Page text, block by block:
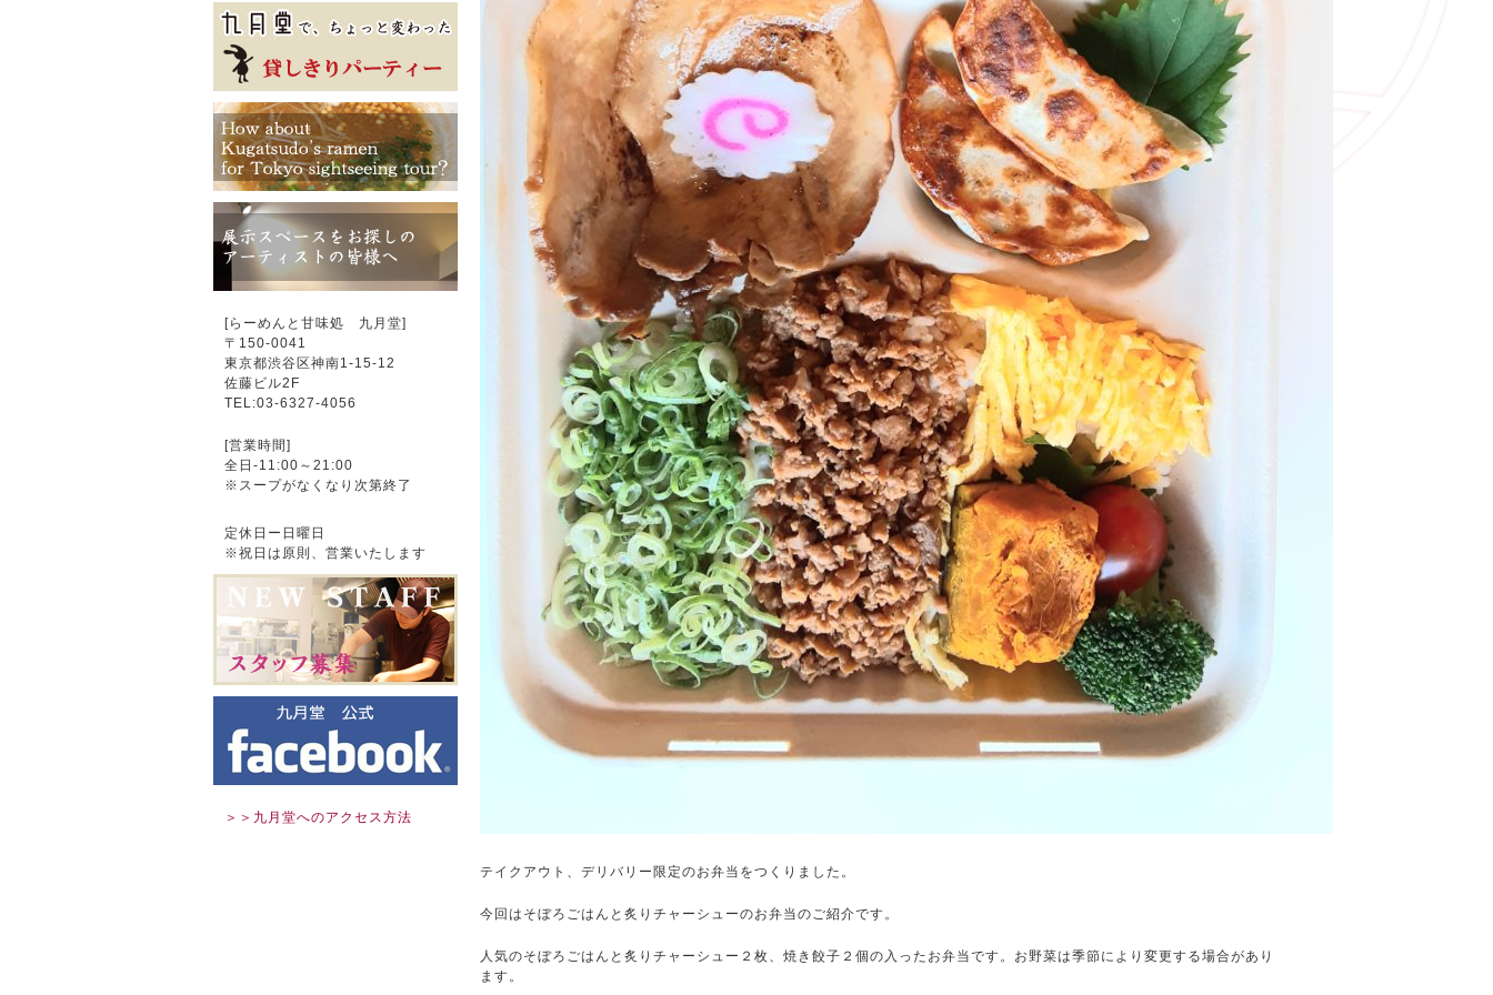
[らーめんと甘味処 九月堂]
〒 150-0041
東京都渋谷区神南1-15-12
佐藤ビル2F
TEL:03-6327-4056
[営業時間]
全日-11:00～21:00
※スープがなくなり次第終了
定休日ー日曜日
※祝日は原則、営業いたします
＞＞九月堂へのアクセス方法
テイクアウト、デリバリー限定のお弁当をつくりました。
今回はそぼろごはんと炙りチャーシューのお弁当のご紹介です。
人気のそぼろごはんと炙りチャーシュー２枚、焼き餃子２個の入ったお弁当です。お野菜は季節により変更する場合があり
ます。